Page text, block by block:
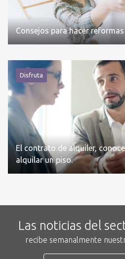
Consejos para hacer
Disfruta
El contrato de alquiler,
alquilar un piso.
Las noticias del
recibe semanalmente